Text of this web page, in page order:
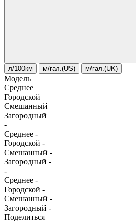
л/100км м/гал.(US) м/гал.(UK)
Модель
Среднее
Городской
Смешанный
Загородный
-
Среднее -
Городской -
Смешанный -
Загородный -
-
Среднее -
Городской -
Смешанный -
Загородный -
Поделиться